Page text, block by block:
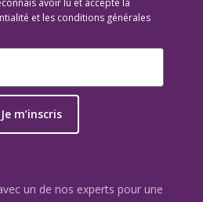
et les conditions générales
Je m’inscris
un de nos experts pour une